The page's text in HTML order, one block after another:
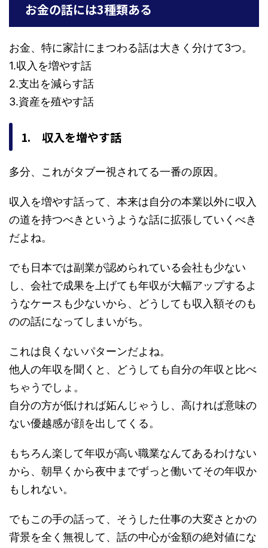
お金の話には3種類ある
お金、特に家計にまつわる話は大きく分けて3つ。
1.収入を増やす話
2.支出を減らす話
3.資産を殖やす話
1. 収入を増やす話
多分、これがタブー視されてる一番の原因。
収入を増やす話って、本来は自分の本業以外に収入
の道を持つべきというような話に拡張していくべき
だよね。
でも日本では副業が認められている会社も少ない
し、会社で成果を上げても年収が大幅アップするよ
うなケースも少ないから、どうしても収入額そのも
のの話になってしまいがち。
これは良くないパターンだよね。
他人の年収を聞くと、どうしても自分の年収と比べ
ちゃうでしょ。
自分の方が低ければ妬んじゃうし、高ければ意味の
ない優越感が顔を出してくる。
もちろん楽して年収が高い職業なんてあるわけない
から、朝早くから夜中までずっと働いてその年収か
もしれない。
でもこの手の話って、そうした仕事の大変さとかの
背景を全く無視して、話の中心が金額の絶対値にな